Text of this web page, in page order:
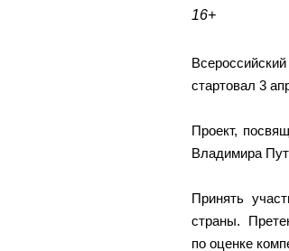
16+
стартовал 3
Проект,
Владимира
Принять
страны.
по оценке